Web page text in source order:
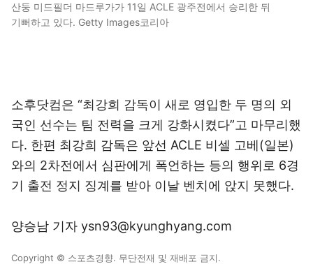
산둥 미드필더 마드루가가 11일 ACLE 광주전에서 승리한 뒤
기뻐하고 있다. Getty Images코리아
소후닷컴은 “최강희 감독이 새로 영입한 두 명의 외
국인 선수는 팀 전력을 크게 강화시켰다”고 마무리했
다. 한편 최강희 감독은 앞선 ACLE 비셀 고베(일본)
와의 2차전에서 심판에게 폭언하는 등의 행위로 6경
기 출전 정지 징계를 받아 이날 벤치에 앉지 못했다.
양승남 기자 ysn93@kyunghyang.com
Copyright © 스포츠경향. 무단전재 및 재배포 금지.